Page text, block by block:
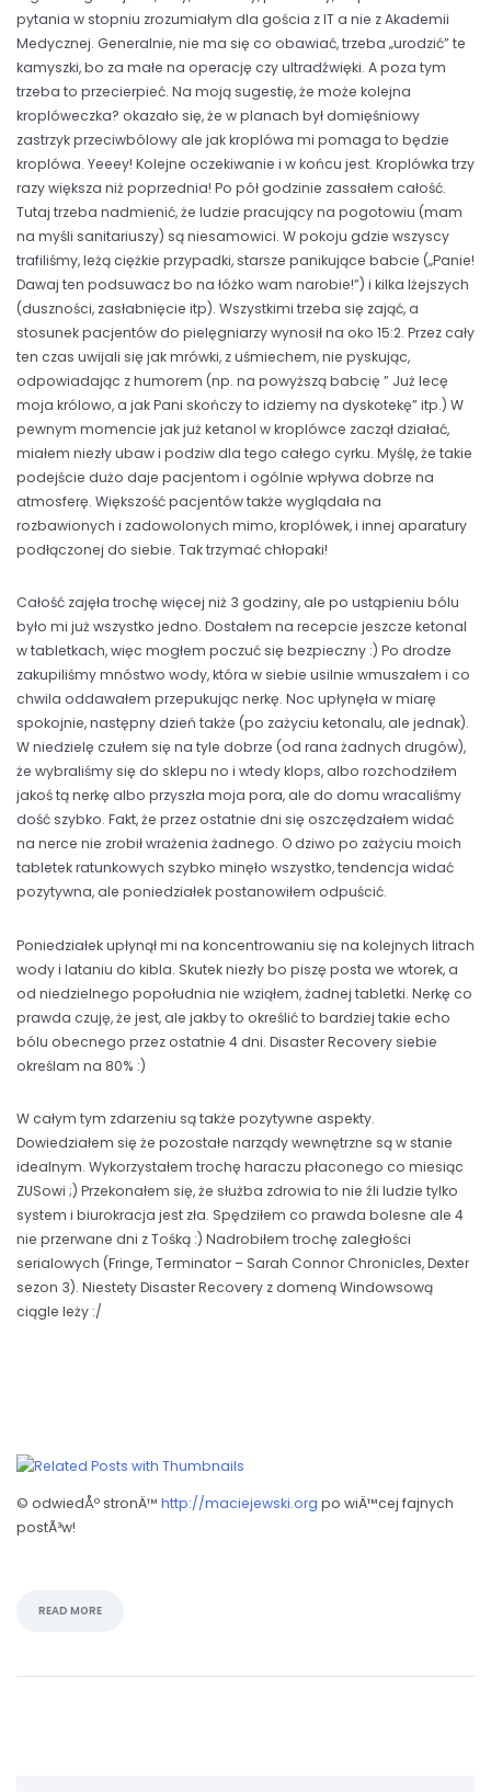
pytania w stopniu zrozumiałym dla gościa z IT a nie z Akademii
Medycznej. Generalnie, nie ma się co obawiać, trzeba „urodzić” te
kamyszki, bo za małe na operację czy ultradźwięki. A poza tym
trzeba to przecierpieć. Na moją sugestię, że może kolejna
kroplóweczka? okazało się, że w planach był domięśniowy
zastrzyk przeciwbólowy ale jak kroplówa mi pomaga to będzie
kroplówa. Yeeey! Kolejne oczekiwanie i w końcu jest. Kroplówka trzy
razy większa niż poprzednia! Po pół godzinie zassałem całość.
Tutaj trzeba nadmienić, że ludzie pracujący na pogotowiu (mam
na myśli sanitariuszy) są niesamowici. W pokoju gdzie wszyscy
trafiliśmy, leżą ciężkie przypadki, starsze panikujące babcie („Panie!
Dawaj ten podsuwacz bo na łóżko wam narobie!”) i kilka lżejszych
(duszności, zasłabnięcie itp). Wszystkimi trzeba się zająć, a
stosunek pacjentów do pielęgniarzy wynosił na oko 15:2. Przez cały
ten czas uwijali się jak mrówki, z uśmiechem, nie pyskując,
odpowiadając z humorem (np. na powyższą babcię ” Już lecę
moja królowo, a jak Pani skończy to idziemy na dyskotekę” itp.) W
pewnym momencie jak już ketanol w kroplówce zaczął działać,
miałem niezły ubaw i podziw dla tego całego cyrku. Myślę, że takie
podejście dużo daje pacjentom i ogólnie wpływa dobrze na
atmosferę. Większość pacjentów także wyglądała na
rozbawionych i zadowolonych mimo, kroplówek, i innej aparatury
podłączonej do siebie. Tak trzymać chłopaki!
Całość zajęła trochę więcej niż 3 godziny, ale po ustąpieniu bólu
było mi już wszystko jedno. Dostałem na recepcie jeszcze ketonal
w tabletkach, więc mogłem poczuć się bezpieczny :) Po drodze
zakupiliśmy mnóstwo wody, która w siebie usilnie wmuszałem i co
chwila oddawałem przepukując nerkę. Noc upłynęła w miarę
spokojnie, następny dzień także (po zażyciu ketonalu, ale jednak).
W niedzielę czułem się na tyle dobrze (od rana żadnych drugów),
że wybraliśmy się do sklepu no i wtedy klops, albo rozchodziłem
jakoś tą nerkę albo przyszła moja pora, ale do domu wracaliśmy
dość szybko. Fakt, że przez ostatnie dni się oszczędzałem widać
na nerce nie zrobił wrażenia żadnego. O dziwo po zażyciu moich
tabletek ratunkowych szybko minęło wszystko, tendencja widać
pozytywna, ale poniedziałek postanowiłem odpuścić.
Poniedziałek upłynął mi na koncentrowaniu się na kolejnych litrach
wody i lataniu do kibla. Skutek niezły bo piszę posta we wtorek, a
od niedzielnego popołudnia nie wziąłem, żadnej tabletki. Nerkę co
prawda czuję, że jest, ale jakby to określić to bardziej takie echo
bólu obecnego przez ostatnie 4 dni. Disaster Recovery siebie
określam na 80% :)
W całym tym zdarzeniu są także pozytywne aspekty.
Dowiedziałem się że pozostałe narządy wewnętrzne są w stanie
idealnym. Wykorzystałem trochę haraczu płaconego co miesiąc
ZUSowi ;) Przekonałem się, że służba zdrowia to nie źli ludzie tylko
system i biurokracja jest zła. Spędziłem co prawda bolesne ale 4
nie przerwane dni z Tośką :) Nadrobiłem trochę zaległości
serialowych (Fringe, Terminator – Sarah Connor Chronicles, Dexter
sezon 3). Niestety Disaster Recovery z domeną Windowsową
ciągle leży :/
© odwiedÅº stronÄ™ http://maciejewski.org po wiÄ™cej fajnych
postÃ³w!
READ MORE